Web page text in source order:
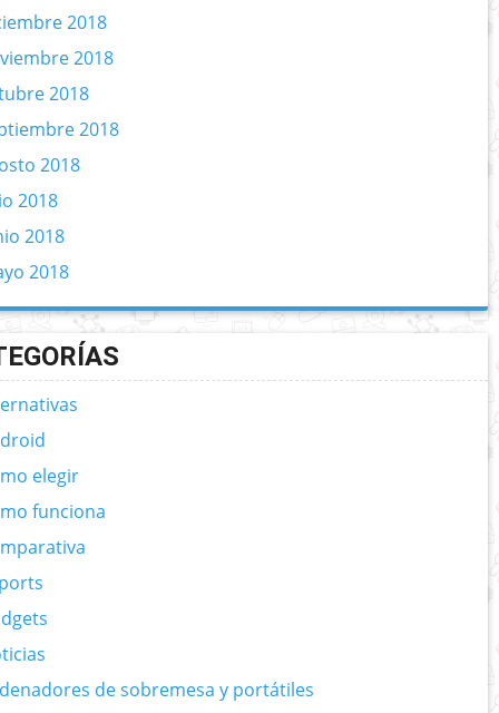
2018
2018
2018
2018
2018
2018
2018
2018
elegir
funciona
de sobremesa y portátiles